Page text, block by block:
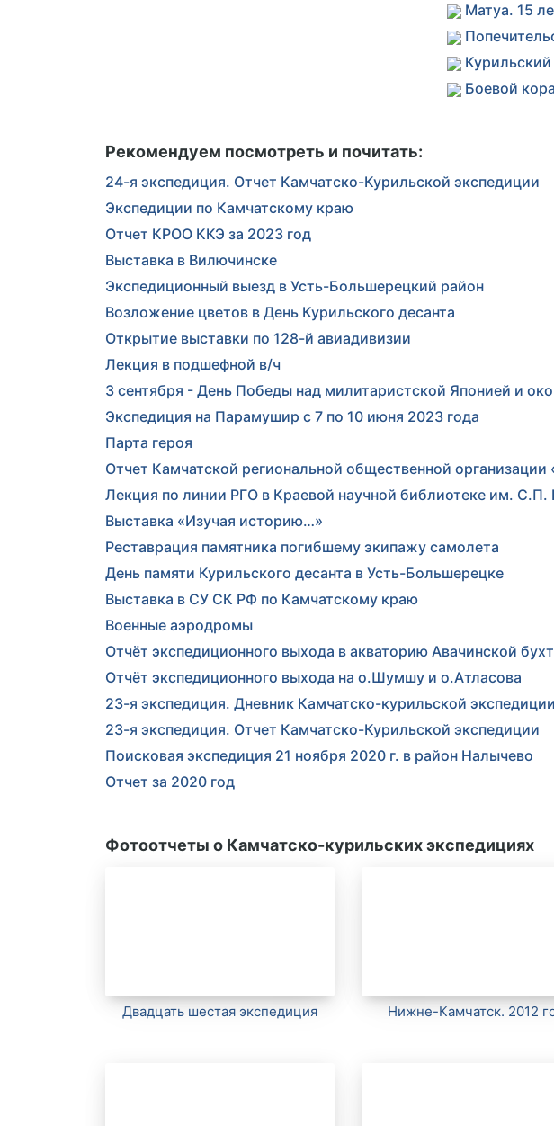
Матуа. 15
Курильский
Боевой
Рекомендуем посмотреть и почитать:
24-я экспедиция. Отчет Камчатско-Курильской экспедиции
Экспедиции по Камчатскому краю
Отчет КРОО ККЭ за 2023 год
Выставка в Вилючинске
Экспедиционный выезд в Усть-Большерецкий район
Возложение цветов в День Курильского десанта
Открытие выставки по 128-й авиадивизии
Лекция в подшефной в/ч
3 сентября - День Победы над милитаристской Японией и
Экспедиция на Парамушир с 7 по 10 июня 2023 года
Парта героя
Отчет Камчатской региональной общественной
Лекция по линии РГО в Краевой научной библиотеке им. С.П.
Выставка «Изучая историю…»
Реставрация памятника погибшему экипажу самолета
День памяти Курильского десанта в Усть-Большерецке
Выставка в СУ СК РФ по Камчатскому краю
Военные аэродромы
Отчёт экспедиционного выхода в акваторию Авачинской
Отчёт экспедиционного выхода на о.Шумшу и о.Атласова
23-я экспедиция. Дневник Камчатско-курильской экспедиции
23-я экспедиция. Отчет Камчатско-Курильской экспедиции
Поисковая экспедиция 21 ноября 2020 г. в район Налычево
Отчет за 2020 год
Фотоотчеты о Камчатско-курильских экспедициях
Двадцать шестая экспедиция Нижне-Камчатск. 2012